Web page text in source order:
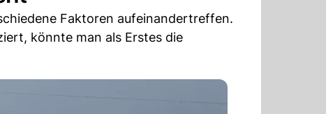
Faktoren aufeinandertreffen.
könnte man als Erstes die